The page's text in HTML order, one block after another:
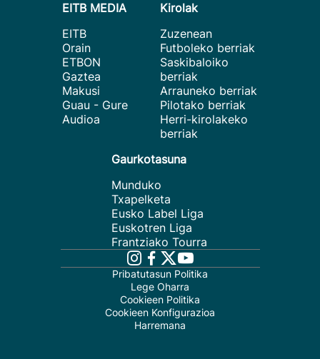
EITB MEDIA
EITB
Orain
ETBON
Gaztea
Makusi
Guau - Gure
Audioa
Kirolak
Zuzenean
Futboleko berriak
Saskibaloiko
berriak
Arrauneko berriak
Pilotako berriak
Herri-kirolakeko
berriak
Gaurkotasuna
Munduko
Txapelketa
Eusko Label Liga
Euskotren Liga
Frantziako Tourra
Pribatutasun Politika
Lege Oharra
Cookieen Politika
Cookieen Konfigurazioa
Harremana